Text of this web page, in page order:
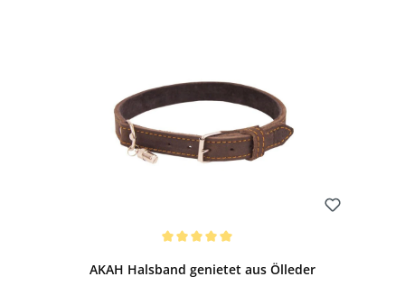
AKAH Halsband genietet aus Ölleder